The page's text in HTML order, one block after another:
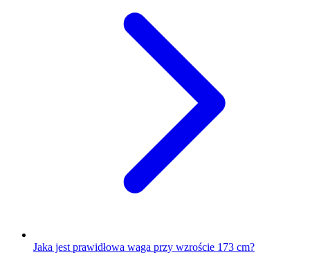
Jaka jest prawidłowa waga przy wzroście 173 cm?